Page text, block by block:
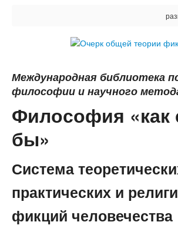
Международная библиотека
философии и научного
Философия «как
бы»
Система
практических и
фикций человечества